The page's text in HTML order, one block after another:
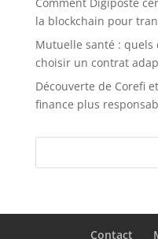
la blockchain pour
Mutuelle santé :
choisir un contrat
Découverte de Corefi
finance plus
Contact